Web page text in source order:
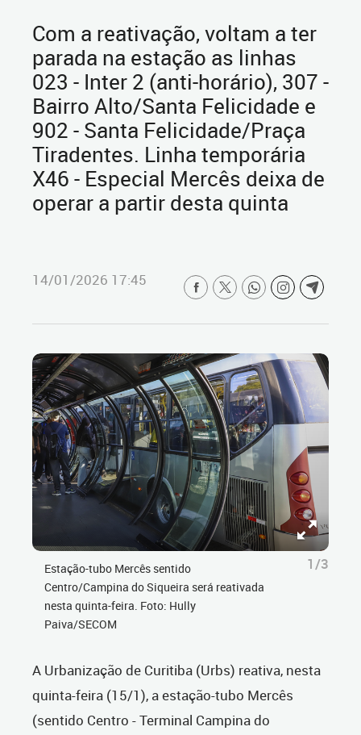
Com a reativação, voltam a ter
parada na estação as linhas
023 - Inter 2 (anti-horário), 307 -
Bairro Alto/Santa Felicidade e
902 - Santa Felicidade/Praça
Tiradentes. Linha temporária
X46 - Especial Mercês deixa de
operar a partir desta quinta
14/01/2026 17:45
Estação-tubo Mercês sentido
Centro/Campina do Siqueira será reativada
nesta quinta-feira. Foto: Hully
Paiva/SECOM
1/3
A Urbanização de Curitiba (Urbs) reativa, nesta
quinta-feira (15/1), a estação-tubo Mercês
(sentido Centro - Terminal Campina do